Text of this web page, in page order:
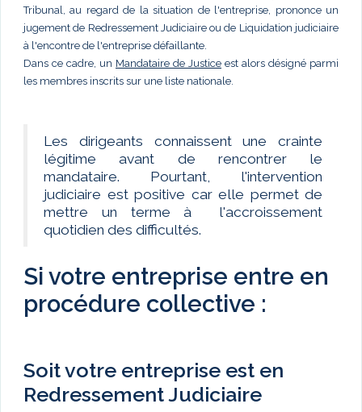
Tribunal, au regard de la situation de l'entreprise, prononce un
jugement de Redressement Judiciaire ou de Liquidation judiciaire
à l'encontre de l'entreprise défaillante.
Dans ce cadre, un Mandataire de Justice est alors désigné parmi
les membres inscrits sur une liste nationale.
Les dirigeants connaissent une crainte
légitime avant de rencontrer le
mandataire. Pourtant, l'intervention
judiciaire est positive car elle permet de
mettre un terme à l'accroissement
quotidien des difficultés.
Si votre entreprise entre en
procédure collective :
Soit votre entreprise est en
Redressement Judiciaire